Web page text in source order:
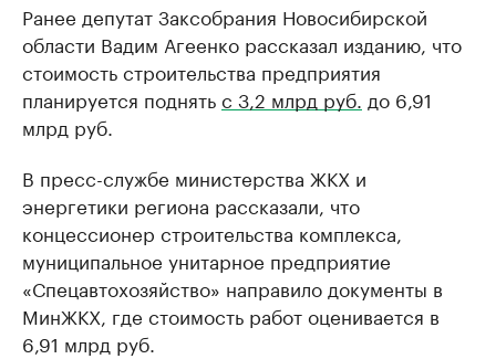
Ранее депутат Заксобрания Новосибирской
области Вадим Агеенко рассказал изданию, что
стоимость строительства предприятия
планируется поднятьс 3,2 млрд руб. до 6,91
млрд руб.
В пресс-службе министерства ЖКХ и
энергетики региона рассказали, что
концессионер строительства комплекса,
муниципальное унитарное предприятие
«Спецавтохозяйство» направило документы в
МинЖКХ, где стоимость работ оценивается в
6,91 млрд руб.